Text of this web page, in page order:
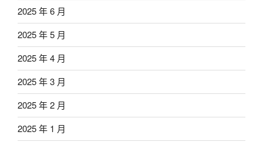
2025 年 6 月
2025 年 5 月
2025 年 4 月
2025 年 3 月
2025 年 2 月
2025 年 1 月